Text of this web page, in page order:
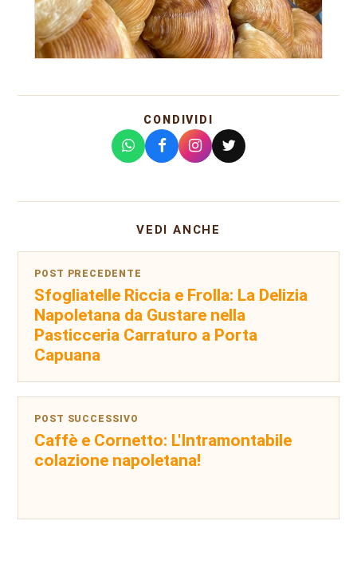
CONDIVIDI
VEDI ANCHE
POST PRECEDENTE
Sfogliatelle Riccia e Frolla: La Delizia
Napoletana da Gustare nella
Pasticceria Carraturo a Porta
Capuana
POST SUCCESSIVO
Caffè e Cornetto: L'Intramontabile
colazione napoletana!